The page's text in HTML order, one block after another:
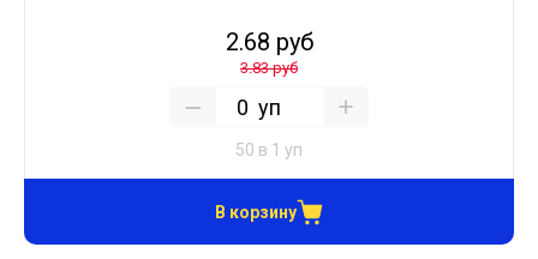
2.68 руб
3.83 руб
уп
50 в 1 уп
В корзину